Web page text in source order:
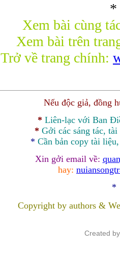
*
Xem bài cùng
Xem bài trên
Trở về trang chính:
Nếu độc giả, đồng
* Liên-lạc với Ban
* Gởi các sáng tác,
* Cần bản copy tài
Xin gởi email về:
hay:
*
Copyright by authors &
Created